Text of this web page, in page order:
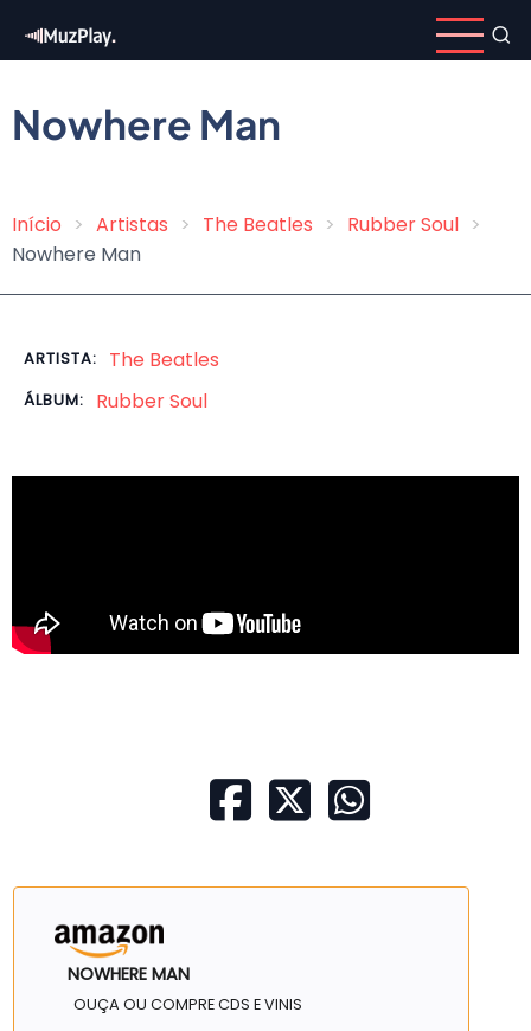
para
conteúdo
principal
Nowhere Man
Trilha
Início Artistas The Beatles
Rubber Soul
Nowhere Man
ARTISTA: The Beatles
ÁLBUM: Rubber Soul
NOWHERE MAN
OUÇA OU COMPRE CDS E VINIS